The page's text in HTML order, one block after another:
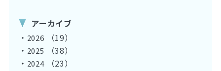
アーカイブ
・ 2026
（19）
・ 2025
（38）
・ 2024（23）